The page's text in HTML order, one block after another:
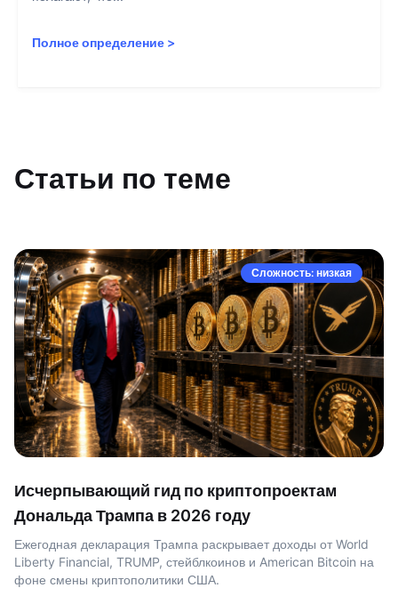
Полное определение >
Статьи по теме
Сложность: низкая
Исчерпывающий гид по криптопроектам
Дональда Трампа в 2026 году
Ежегодная декларация Трампа раскрывает доходы от World
Liberty Financial, TRUMP, стейблкоинов и American Bitcoin на
фоне смены криптополитики США.